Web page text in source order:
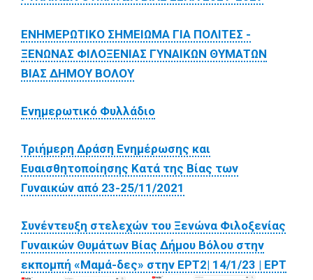
ΕΝΗΜΕΡΩΤΙΚΟ ΣΗΜΕΙΩΜΑ ΓΙΑ ΠΟΛΙΤΕΣ -
ΞΕΝΩΝΑΣ ΦΙΛΟΞΕΝΙΑΣ ΓΥΝΑΙΚΩΝ ΘΥΜΑΤΩΝ
ΒΙΑΣ ΔΗΜΟΥ ΒΟΛΟΥ
Ενημερωτικό Φυλλάδιο
Τριήμερη Δράση Ενημέρωσης και
Ευαισθητοποίησης Κατά της Βίας των
Γυναικών από 23-25/11/2021
Συνέντευξη στελεχών του Ξενώνα Φιλοξενίας
Γυναικών Θυμάτων Βίας Δήμου Βόλου στην
εκπομπή «Μαμά-δες» στην ΕΡΤ2| 14/1/23 | ΕΡΤ